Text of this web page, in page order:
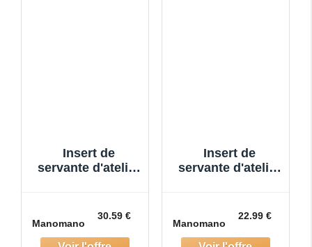
Insert de
servante d'atelier
Manomano
30.59 €
Insert de
servante d'atelier
Manomano
22.99 €